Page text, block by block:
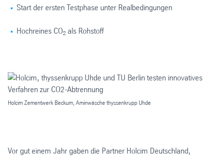
Start der ersten Testphase unter Realbedingungen
Hochreines CO2 als Rohstoff
Holcim Zementwerk Beckum, Aminwäsche thyssenkrupp Uhde
Vor gut einem Jahr gaben die Partner Holcim Deutschland,